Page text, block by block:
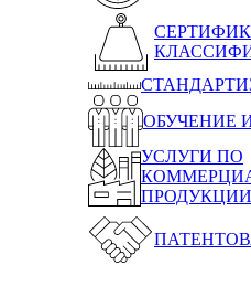
ОБУЧЕНИЕ
УСЛУГИ ПО